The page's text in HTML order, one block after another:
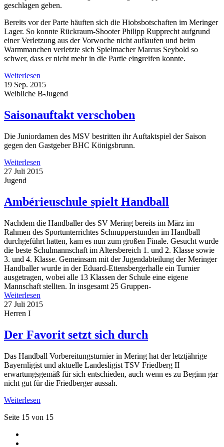
geschlagen geben.
Bereits vor der Parte häuften sich die Hiobsbotschaften im Meringer
Lager. So konnte Rückraum-Shooter Philipp Rupprecht aufgrund
einer Verletzung aus der Vorwoche nicht auflaufen und beim
Warmmanchen verletzte sich Spielmacher Marcus Seybold so
schwer, dass er nicht mehr in die Partie eingreifen konnte.
Weiterlesen
19 Sep. 2015
Weibliche B-Jugend
Saisonauftakt verschoben
Die Juniordamen des MSV bestritten ihr Auftaktspiel der Saison
gegen den Gastgeber BHC Königsbrunn.
Weiterlesen
27 Juli 2015
Jugend
Ambérieuschule spielt Handball
Nachdem die Handballer des SV Mering bereits im März im
Rahmen des Sportunterrichtes Schnupperstunden im Handball
durchgeführt hatten, kam es nun zum großen Finale. Gesucht wurde
die beste Schulmannschaft im Altersbereich 1. und 2. Klasse sowie
3. und 4. Klasse. Gemeinsam mit der Jugendabteilung der Meringer
Handballer wurde in der Eduard-Ettensbergerhalle ein Turnier
ausgetragen, wobei alle 13 Klassen der Schule eine eigene
Mannschaft stellten. In insgesamt 25 Gruppen-
Weiterlesen
27 Juli 2015
Herren I
Der Favorit setzt sich durch
Das Handball Vorbereitungsturnier in Mering hat der letztjährige
Bayernligist und aktuelle Landesligist TSV Friedberg II
erwartungsgemäß für sich entschieden, auch wenn es zu Beginn gar
nicht gut für die Friedberger aussah.
Weiterlesen
Seite 15 von 15